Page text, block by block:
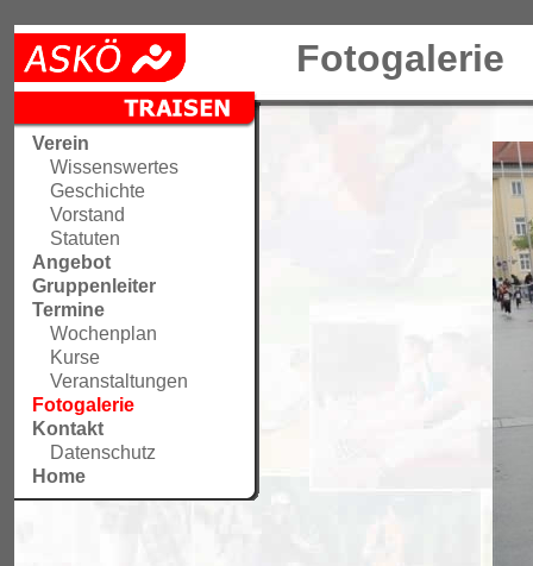
Verein
Wissenswertes
Geschichte
Vorstand
Statuten
Angebot
Gruppenleiter
Termine
Wochenplan
Kurse
Veranstaltungen
Fotogalerie
Kontakt
Datenschutz
Home
Fotogalerie